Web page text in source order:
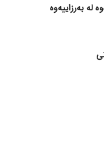
لە بەرزاییەوە